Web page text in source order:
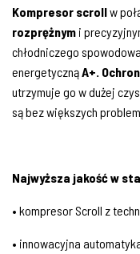
Kompresor scrollw
rozprężnym i
chłodniczego
energetyczną A+.
utrzymuje go w dużej
są bez większych
Najwyższa jakość w
• kompresor Scroll z
• innowacyjna